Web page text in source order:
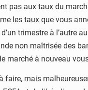
pas aux taux du
les taux que vous
trimestre à l’autre
non maîtrisée des
marché à nouveau
à faire, mais